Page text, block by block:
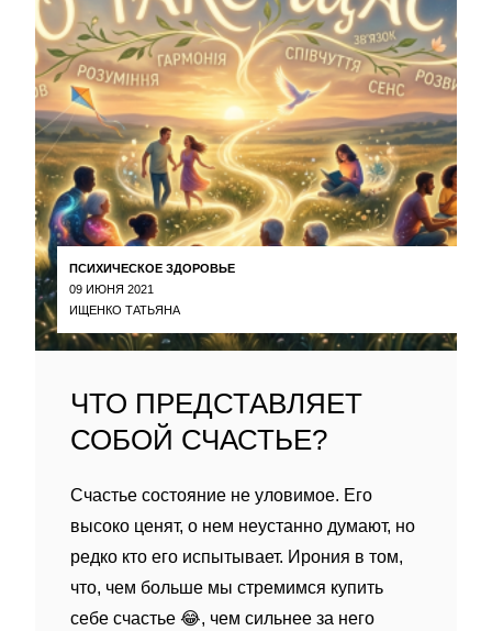
ПСИХИЧЕСКОЕ ЗДОРОВЬЕ
09 ИЮНЯ 2021
ИЩЕНКО ТАТЬЯНА
ЧТО ПРЕДСТАВЛЯЕТ
СОБОЙ СЧАСТЬЕ?
Счастье состояние не уловимое. Его
высоко ценят, о нем неустанно думают, но
редко кто его испытывает. Ирония в том,
что, чем больше мы стремимся купить
себе счастье 😂, чем сильнее за него